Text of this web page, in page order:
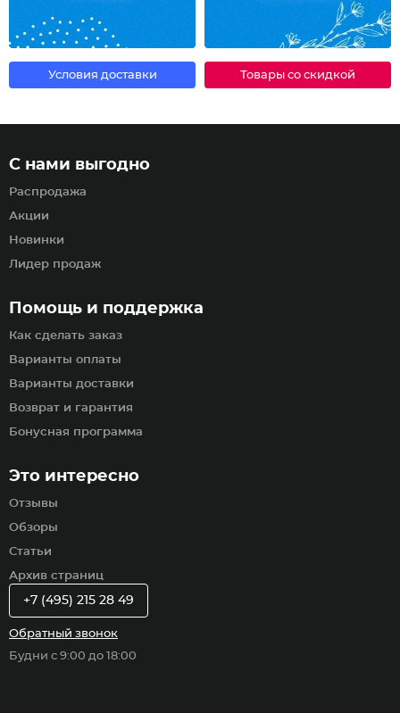
Условия доставки Товары со скидкой
Помощь и поддержка
Как сделать заказ
Варианты оплаты
Варианты доставки
Возврат и гарантия
Бонусная программа
С нами выгодно
Распродажа
Акции
Новинки
Лидер продаж
Это интересно
Отзывы
Обзоры
Статьи
Архив страниц
+7 (495) 215 28 49
Обратный звонок
Будни с 9:00 до 18:00